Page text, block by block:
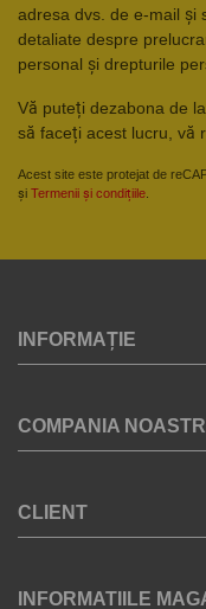
adresa dvs. de e-mail și
detaliate despre
personal și drepturile
Vă puteți dezabona de
să faceți acest lucru, vă
Acest site este protejat de
și Termenii și condițiile
INFORMAȚIE
COMPANIA
CLIENT
INFORMATIILE